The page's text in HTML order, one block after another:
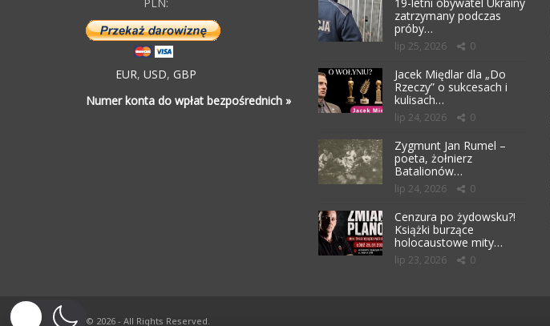
EUR, USD, GBP
Numer konta do wpłat bezpośrednich »
zatrzymany podczas
próby…
lip 25, 2026 0
Jacek Międlar dla „Do
Rzeczy” o sukcesach i
kulisach…
lip 24, 2026 0
Zygmunt Jan Rumel –
poeta, żołnierz
Batalionów…
lip 24, 2026 0
Cenzura po żydowsku?!
Książki burzące
holocaustowe mity…
lip 23, 2026 0
© 2026 - All Rights Reserved.